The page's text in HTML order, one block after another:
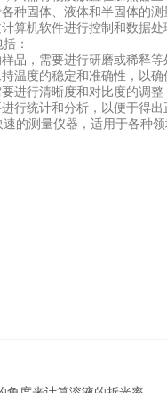
固体、液体和半固体的测
机软件进行控制和数据处
：
，需要进行研磨或稀释等
度的稳定和准确性，以确
行清晰度和对比度的调整
统计和分析，以便于得出
测量仪器，适用于各种领